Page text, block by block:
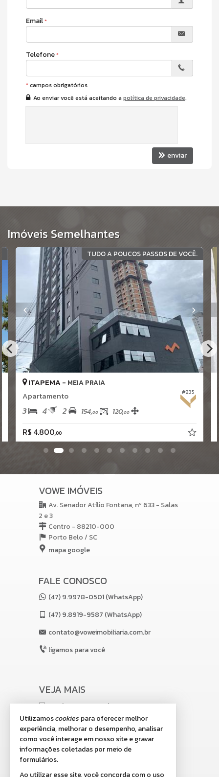
Brinquedoteca
Câmeras de Segurança
Email
Telefone
*campos obrigatórios
Ao enviar você está aceitando apolítica de privacidade.
enviar
Imóveis Semelhantes
TUDO A POUCOS PASSOS DE VOCÊ.
#235
ITAPEMA - MEIA PRAIA
Apartamento
3 4 2 154,00 120,00
R$ 4.800,00
VOWE IMÓVEIS
Av. Senador Atílio Fontana, nº 633 - Salas
2 e 3
Centro - 88210-000
Porto Belo /SC
mapa google
FALE CONOSCO
(47) 9.9978-0501 (WhatsApp)
(47)9.8919-9587 (WhatsApp)
contato@voweimobiliaria.com.br
ligamos para você
VEJA MAIS
receba nosso newsletter
indicadores financeiros
cadastre seu imóvel
imóveis favoritos
Utilizamoscookies para oferecer melhor
experiência, melhorar o desempenho, analisar
como você interage em nosso site e gravar
informações coletadas por meio de
formulários.
Ao utilizar esse site, você concorda com o uso